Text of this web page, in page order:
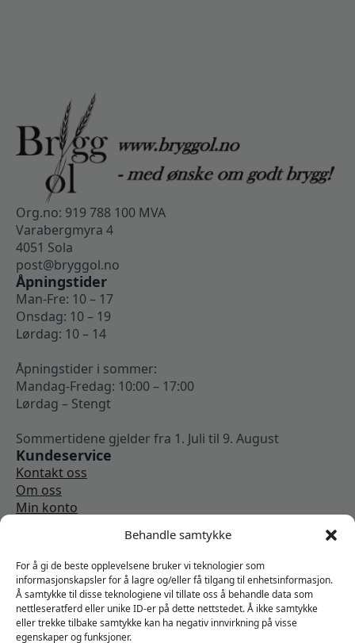
Behandle samtykke
For å gi de beste opplevelsene bruker vi teknologier som
informasjonskapsler for å lagre og/eller få tilgang til enhetsinformasjon.
Å samtykke til disse teknologiene vil tillate oss å behandle data som
nettleseratferd eller unike ID-er på dette nettstedet. Å ikke samtykke
eller trekke tilbake samtykke kan ha negativ innvirkning på visse
egenskaper og funksjoner.
Org.no: 919 788 100 MVA
Varabergmyra 4
4051 Sola
post@bryggol.no
Åpningstider
Man-Fre: 10 – 17
Onsdag: 10 – 19
Lørdag: 10 – 14
Åpningstider i sommer:
Mandag-Fredag: 10:00 – 17:00
Lørdag – Stengt
Sommertidene gjelder fra 1. Juli til 9. August
Kundeservice
Kontakt oss
Om oss
Min konto
Vi er sosiale